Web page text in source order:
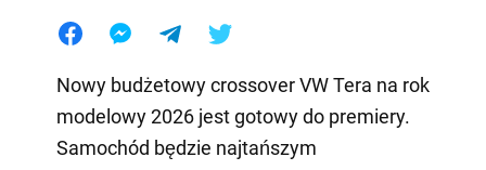
Nowy budżetowy crossover VW Tera na rok
modelowy 2026 jest gotowy do premiery.
Samochód będzie najtańszym